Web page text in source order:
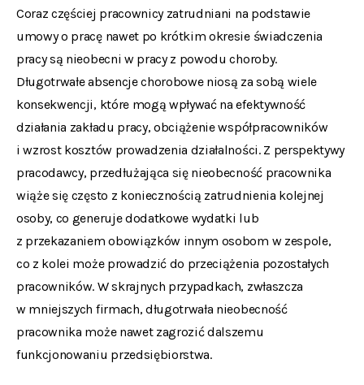
Coraz częściej pracownicy zatrudniani na podstawie
umowy o pracę nawet po krótkim okresie świadczenia
pracy są nieobecni w pracy z powodu choroby.
Długotrwałe absencje chorobowe niosą za sobą wiele
konsekwencji, które mogą wpływać na efektywność
działania zakładu pracy, obciążenie współpracowników
i wzrost kosztów prowadzenia działalności. Z perspektywy
pracodawcy, przedłużająca się nieobecność pracownika
wiąże się często z koniecznością zatrudnienia kolejnej
osoby, co generuje dodatkowe wydatki lub
z przekazaniem obowiązków innym osobom w zespole,
co z kolei może prowadzić do przeciążenia pozostałych
pracowników. W skrajnych przypadkach, zwłaszcza
w mniejszych firmach, długotrwała nieobecność
pracownika może nawet zagrozić dalszemu
funkcjonowaniu przedsiębiorstwa.